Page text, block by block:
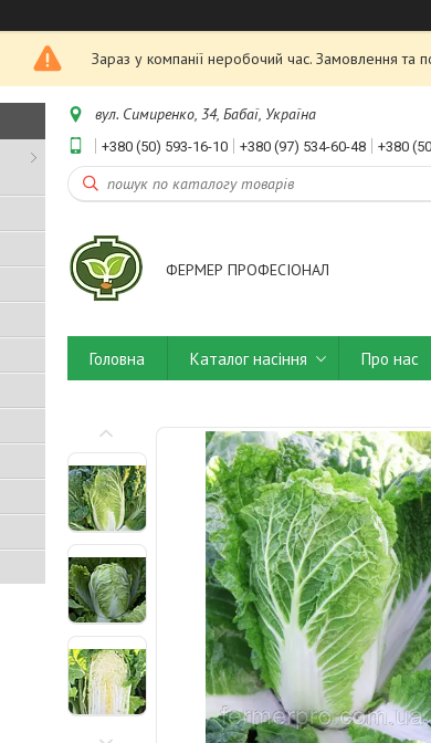
Зараз у компанії неробочий час. Замовлення
вул. Симиренко, 34, Бабаї, Україна
+380 (50) 593-16-10 +380 (97) 534-60-48 +380
ФЕРМЕР ПРОФЕСІОНАЛ
Головна Каталог насіння Про нас